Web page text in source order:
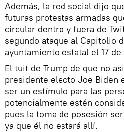
Además, la red social dijo
futuras protestas armadas
circular dentro y fuera de
segundo ataque al Capitolio
ayuntamiento estatal el 17 de
El tuit de Trump de que no
presidente electo Joe Biden
ser un estímulo para las
potencialmente estén
pues la toma de posesión
ya que él no estará allí.